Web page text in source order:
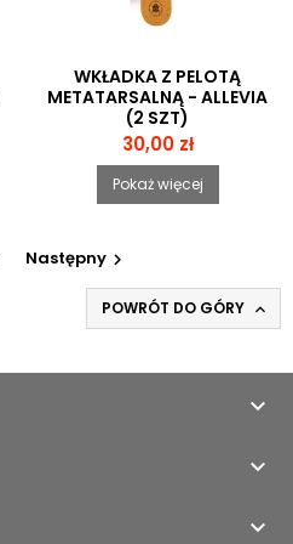
WKŁADKA Z PELOTĄ
METATARSALNĄ - ALLEVIA
(2 SZT)
Cena
30,00 zł
Pokaż więcej
Następny
POWRÓT DO GÓRY 


